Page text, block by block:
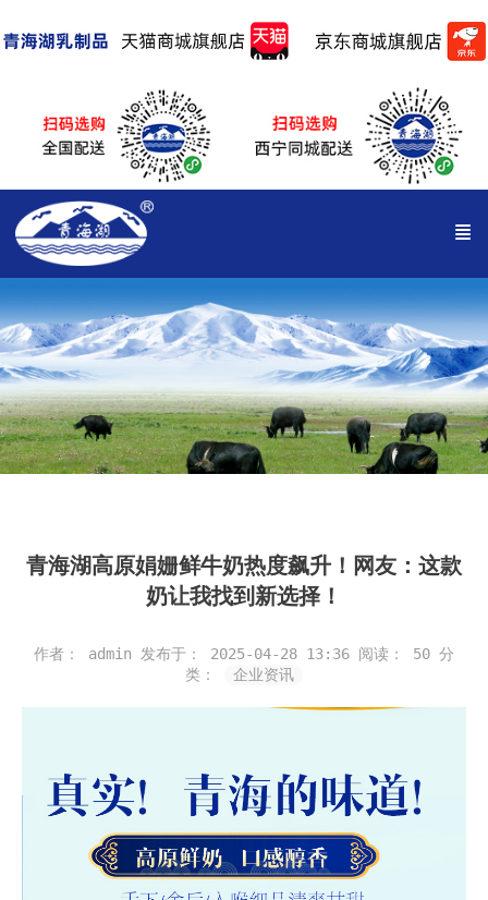
青海湖高原娟姗鲜牛奶热度飙升！网友：这款
奶让我找到新选择！
作者： admin 发布于： 2025-04-28 13:36 阅读： 50 分
类：
企业资讯